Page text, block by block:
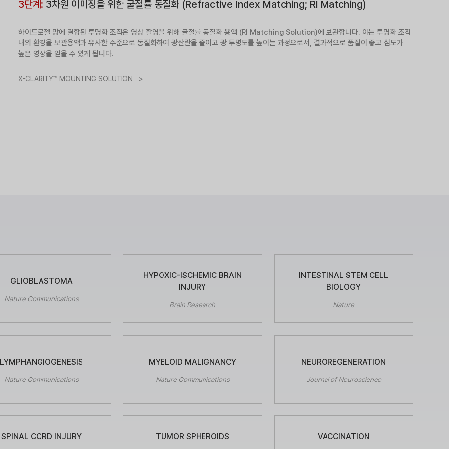
3단계: 3차원 이미징을 위한 굴절률 동질화 (Refractive Index Matching; RI Matching)
하이드로젤 망에 결합된 투명화 조직은 영상 촬영을 위해 굴절률 동질화 용액 (RI Matching Solution)에 보관합니다. 이는 투명화 조직
내의 환경을 보관용액과 유사한 수준으로 동질화하여 광산란을 줄이고 광 투명도를 높이는 과정으로서, 결과적으로 품질이 좋고 심도가
높은 영상을 얻을 수 있게 됩니다.
X-CLARITY™ MOUNTING SOLUTION >
GLIOBLASTOMA
Nature Communications
HYPOXIC-ISCHEMIC BRAIN
INJURY
Brain Research
INTESTINAL STEM CELL
BIOLOGY
Nature
LYMPHANGIOGENESIS
Nature Communications
MYELOID MALIGNANCY
Nature Communications
NEUROREGENERATION
Journal of Neuroscience
SPINAL CORD INJURY TUMOR SPHEROIDS VACCINATION